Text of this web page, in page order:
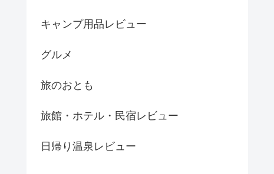
キャンプ用品レビュー
グルメ
旅のおとも
旅館・ホテル・民宿レビュー
日帰り温泉レビュー